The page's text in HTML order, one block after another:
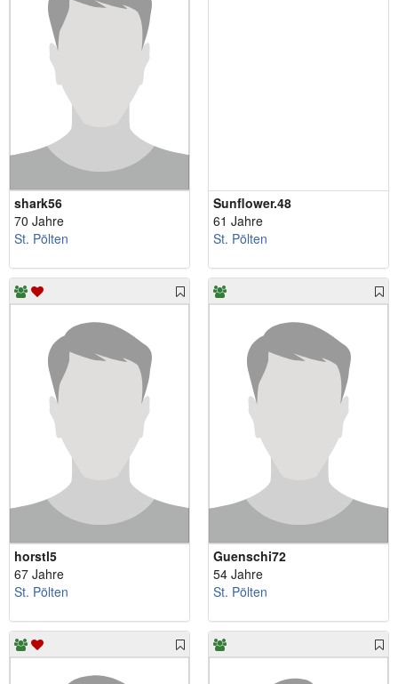
shark56
70 Jahre
St. Pölten
Sunflower.48
61 Jahre
St. Pölten
horstl5
67 Jahre
St. Pölten
Guenschi72
54 Jahre
St. Pölten